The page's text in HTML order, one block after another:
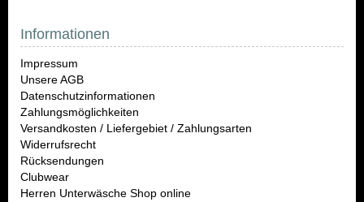
Informationen
Impressum
Unsere AGB
Datenschutzinformationen
Zahlungsmöglichkeiten
Versandkosten / Liefergebiet / Zahlungsarten
Widerrufsrecht
Rücksendungen
Clubwear
Herren Unterwäsche Shop online